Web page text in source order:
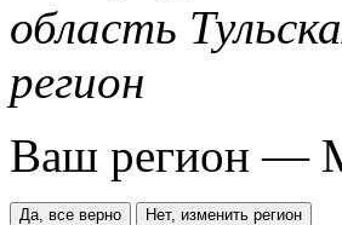
область
регион
Ваш регион —
Да, все верно Нет, изменить регион